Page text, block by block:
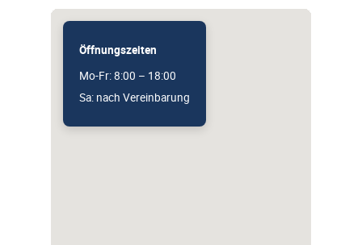
Öffnungszeiten
Mo-Fr: 8:00 – 18:00
Sa: nach Vereinbarung